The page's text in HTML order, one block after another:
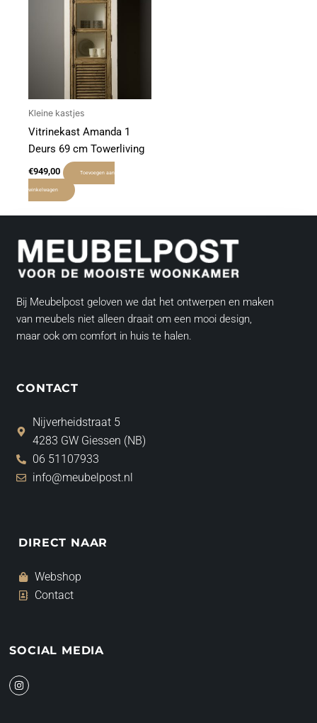
Kleine kastjes
Vitrinekast Amanda 1
Deurs 69 cm Towerliving
€949,00 Toevoegen aan
winkelwagen
Bij Meubelpost geloven we dat het ontwerpen en maken
van meubels niet alleen draait om een mooi design,
maar ook om comfort in huis te halen.
CONTACT
Nijverheidstraat 5
4283 GW Giessen (NB)
06 51107933
info@meubelpost.nl
DIRECT NAAR
Webshop
Contact
SOCIAL MEDIA
I
n
s